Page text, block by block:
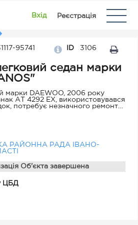
Вхід Реєстрація
95741 ID 3106
седан марки
марки DAEWOO, 2006 року
АТ 4292 EX, використовувався
потребує незначного ремонту
РАЙОННА РАДА ІВАНО-
Об'єкта завершена
ЦБД